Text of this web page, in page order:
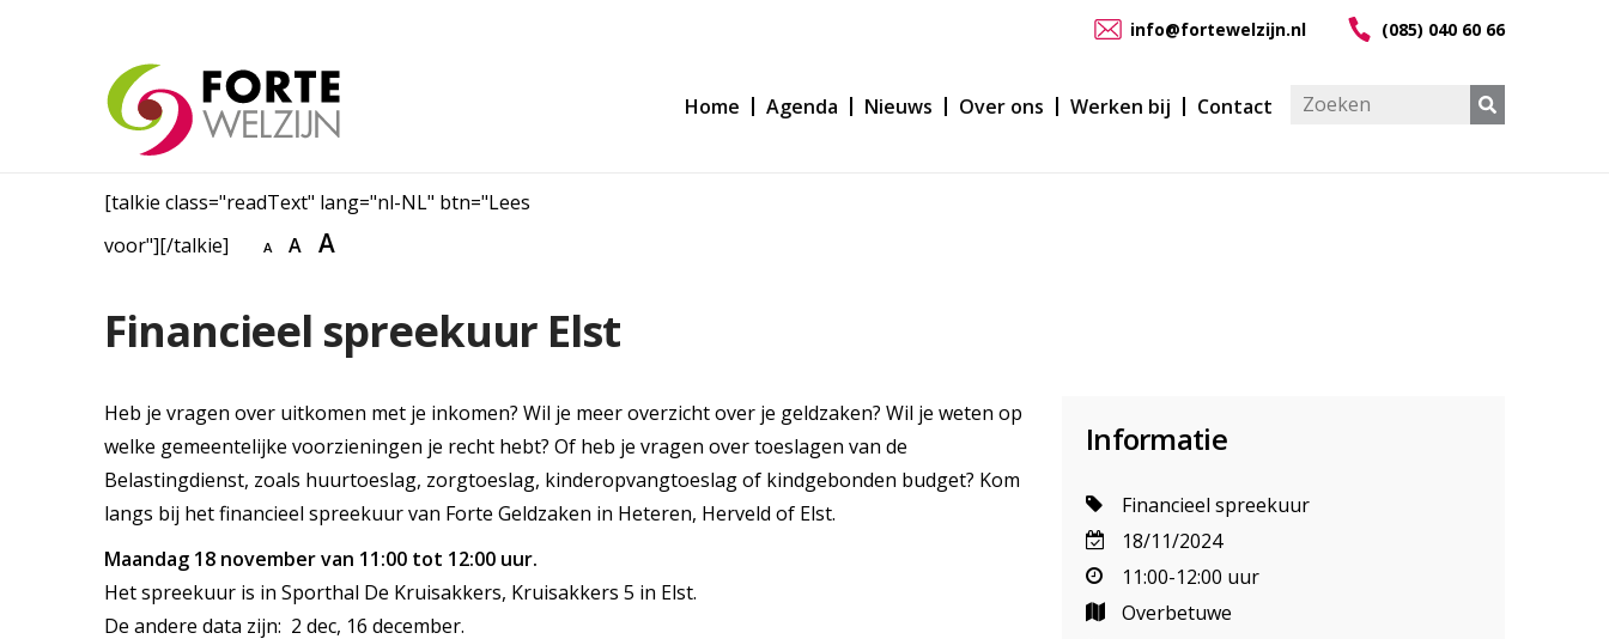
info@fortewelzijn.nl (085) 040 60 66
Home Agenda Nieuws Over ons Werken bij Contact
[talkie class="readText" lang="nl-NL" btn="Lees
voor"][/talkie]
A A A
Financieel spreekuur Elst
Heb je vragen over uitkomen met je inkomen? Wil je meer overzicht over je geldzaken? Wil je weten op
welke gemeentelijke voorzieningen je recht hebt? Of heb je vragen over toeslagen van de
Belastingdienst, zoals huurtoeslag, zorgtoeslag, kinderopvangtoeslag of kindgebonden budget? Kom
langs bij het financieel spreekuur van Forte Geldzaken in Heteren, Herveld of Elst.
Maandag 18 november van 11:00 tot 12:00 uur.
Het spreekuur is in Sporthal De Kruisakkers, Kruisakkers 5 in Elst.
De andere data zijn: 2 dec, 16 december.
Informatie
Financieel spreekuur
18/11/2024
11:00-12:00 uur
Overbetuwe